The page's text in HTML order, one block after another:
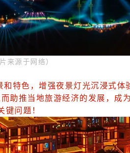
片来源于网络）
特色，增强夜景灯光沉浸式体
助推当地旅游经济的发展，成
键问题！